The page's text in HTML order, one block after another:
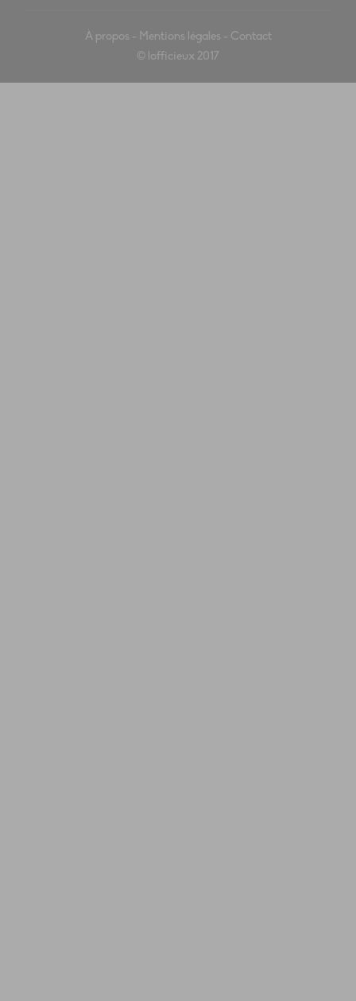
À propos - Mentions légales - Contact
© lofficieux 2017